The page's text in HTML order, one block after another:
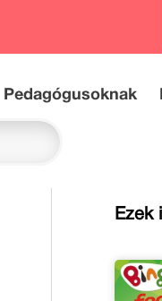
Pedagógusoknak
Ezek